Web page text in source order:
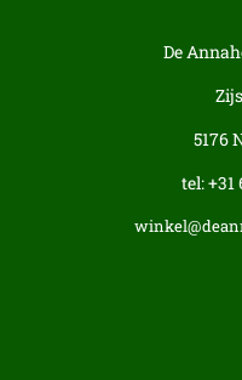
De
5176
tel: +31